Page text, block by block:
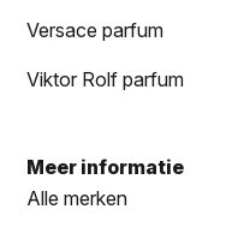
Versace parfum
Viktor Rolf parfum
Meer informatie
Alle merken